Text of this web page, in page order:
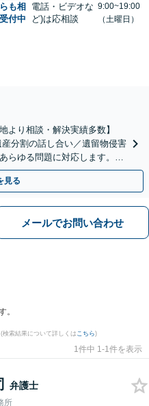
も相
付中
電話・ビデオな
ど)は応相談
9:00~19:00
（土曜日）
より相談・解決実績多数】
分割の話し合い／遺留物侵害
らゆる問題に対応します。ご
解決を目指します
見る
メールでお問い合わせ
。
(検索結果について詳しくは こちら)
1件中 1-1件を表示
弁護士
所